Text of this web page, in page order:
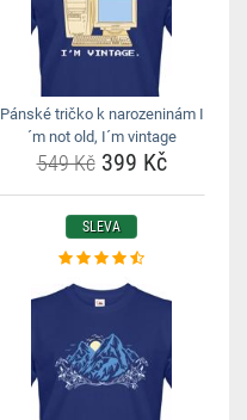
Pánské tričko k narozeninám I
´m not old, I´m vintage
549 Kč399 Kč
SLEVA